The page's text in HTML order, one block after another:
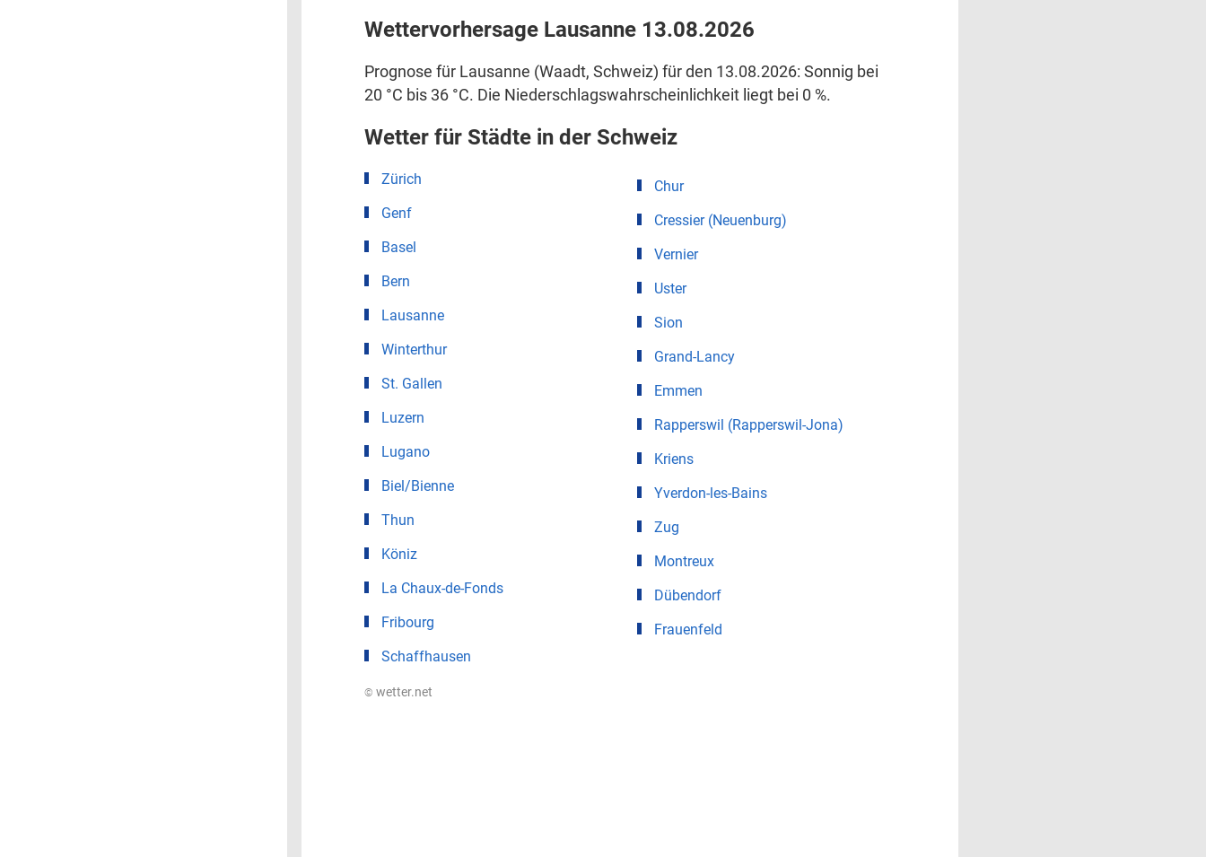
Wettervorhersage Lausanne 13.08.2026
Prognose für Lausanne (Waadt, Schweiz) für den 13.08.2026: Sonnig bei
20 °C bis 36 °C. Die Niederschlagswahrscheinlichkeit liegt bei 0 %.
Wetter für Städte in der Schweiz
Zürich
Genf
Basel
Bern
Lausanne
Winterthur
St. Gallen
Luzern
Lugano
Biel/Bienne
Thun
Köniz
La Chaux-de-Fonds
Fribourg
Schaffhausen
Chur
Cressier (Neuenburg)
Vernier
Uster
Sion
Grand-Lancy
Emmen
Rapperswil (Rapperswil-Jona)
Kriens
Yverdon-les-Bains
Zug
Montreux
Dübendorf
Frauenfeld
© wetter.net